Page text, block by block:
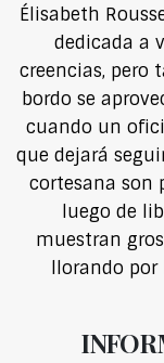
Élisabeth
dedicada a
creencias, pero
bordo se
cuando un
que dejará
cortesana son
luego de
muestran
llorando